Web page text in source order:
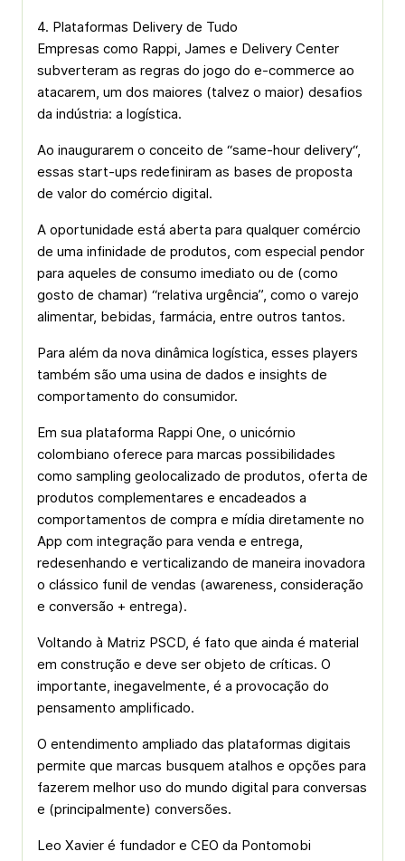
4. Plataformas Delivery de Tudo
Empresas como Rappi, James e Delivery Center
subverteram as regras do jogo do e-commerce ao
atacarem, um dos maiores (talvez o maior) desafios
da indústria: a logística.
Ao inaugurarem o conceito de “same-hour delivery“,
essas start-ups redefiniram as bases de proposta
de valor do comércio digital.
A oportunidade está aberta para qualquer comércio
de uma infinidade de produtos, com especial pendor
para aqueles de consumo imediato ou de (como
gosto de chamar) “relativa urgência”, como o varejo
alimentar, bebidas, farmácia, entre outros tantos.
Para além da nova dinâmica logística, esses players
também são uma usina de dados e insights de
comportamento do consumidor.
Em sua plataforma Rappi One, o unicórnio
colombiano oferece para marcas possibilidades
como sampling geolocalizado de produtos, oferta de
produtos complementares e encadeados a
comportamentos de compra e mídia diretamente no
App com integração para venda e entrega,
redesenhando e verticalizando de maneira inovadora
o clássico funil de vendas (awareness, consideração
e conversão + entrega).
Voltando à Matriz PSCD, é fato que ainda é material
em construção e deve ser objeto de críticas. O
importante, inegavelmente, é a provocação do
pensamento amplificado.
O entendimento ampliado das plataformas digitais
permite que marcas busquem atalhos e opções para
fazerem melhor uso do mundo digital para conversas
e (principalmente) conversões.
Leo Xavier é fundador e CEO da Pontomobi